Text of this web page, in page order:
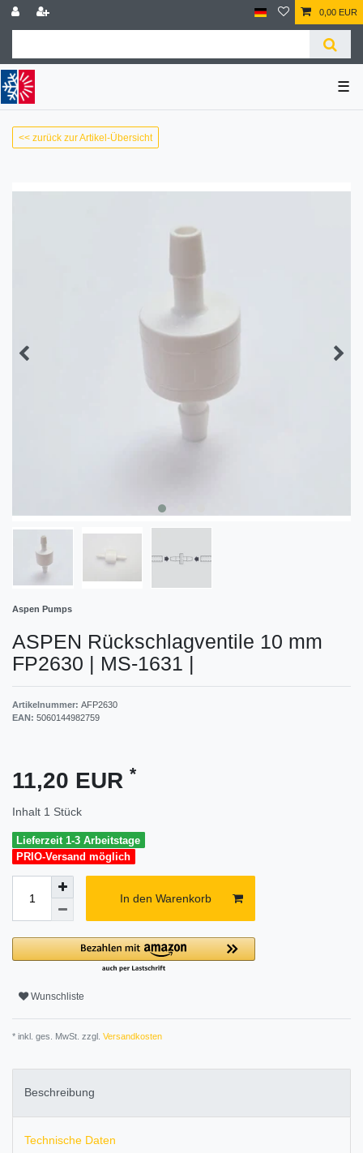
0,00 EUR
☰
<< zurück zur Artikel-Übersicht
Aspen Pumps
ASPEN Rückschlagventile 10 mm
FP2630 | MS-1631 |
Artikelnummer: AFP2630
EAN: 5060144982759
11,20 EUR *
Inhalt 1 Stück
Lieferzeit 1-3 Arbeitstage
PRIO-Versand möglich
In den Warenkorb
Wunschliste
* inkl. ges. MwSt. zzgl. Versandkosten
Beschreibung
Technische Daten